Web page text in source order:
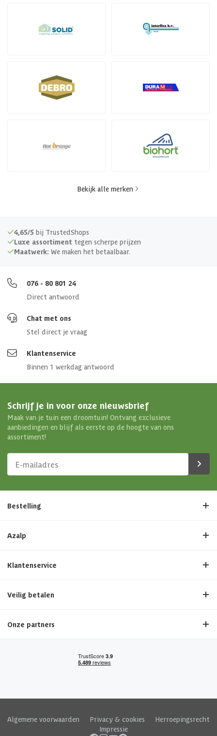
Bekijk alle merken
4,65/5 bij TrustedShops
Luxe assortiment tegen scherpe prijzen
Maatwerk: We maken het betaalbaar.
076 - 80 801 24
Direct antwoord
Chat met ons
Stel direct je vraag
Klantenservice
Binnen 1 werkdag antwoord
Schrijf je in voor onze nieuwsbrief
Maak van je tuin een droomtuin! Ontvang exclusieve
aanbiedingen en blijf als eerste op de hoogte van ons
assortiment!
Bestelling
Azalp
Klantenservice
Veilig betalen
Onze partners
Algemene voorwaarden Privacy & cookies
Herroepingsrecht
Impressie